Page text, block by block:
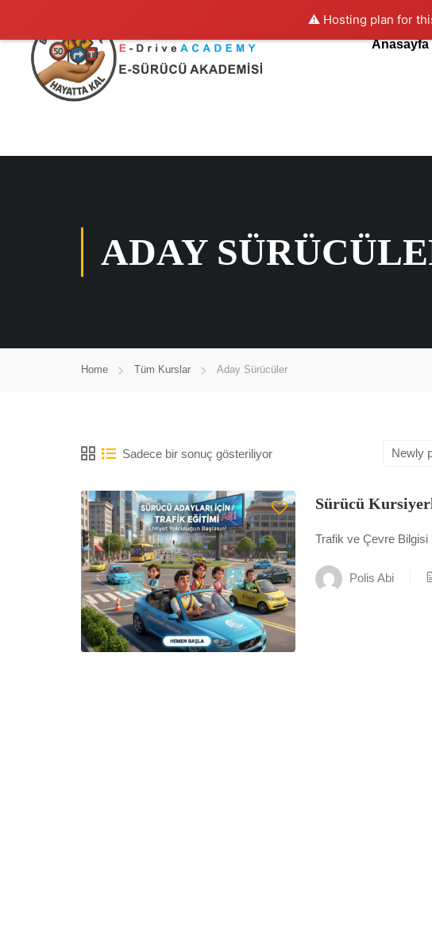
⚠️ Hosting plan for
Anasayfa
ADAY
Home Tüm Kurslar Aday Sürücüler
Sadece bir sonuç gösteriliyor
Sürücü
Trafik ve Çevre Bilgisi
Polis Abi